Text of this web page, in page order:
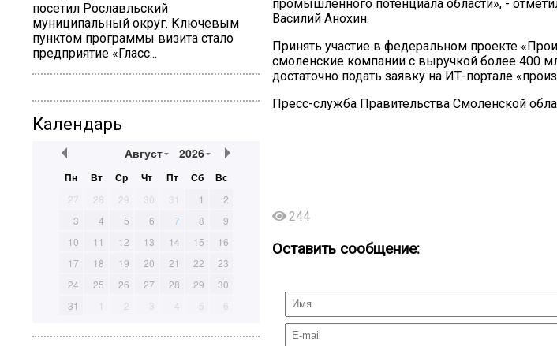
посетил Рославльский
муниципальный округ. Ключевым
пунктом программы визита стало
предприятие «Гласс...
Календарь
Август 2026
Пн Вт Ср Чт Пт Сб Вс
27 28 29 30 31 1
2
3
4 5 6 7 8
9
10
11 12 13 14 15
16
17
18 19 20 21 22
23
24
25 26 27 28 29
30
31
1 2 3 4 5 6
промышленного потенциала области», -
Василий Анохин.
Принять участие в федеральном проекте
смоленские компании с выручкой более 400
достаточно подать заявку на ИТ-портале
Пресс-служба Правительства Смоленской
244
Оставить сообщение: